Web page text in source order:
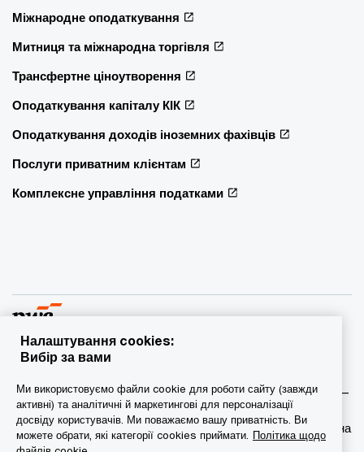
Міжнародне оподаткування
Митниця та міжнародна торгівля
Трансфертне ціноутворення
Оподаткування капіталу КІК
Оподаткування доходів іноземних фахівців
Послуги приватним клієнтам
Комплексне управління податками
учасник/фірми-учасниці мережі PwC, а в деяких випадках –
міжнародна мережа PwC. Кожна фірма мережі є
самостійною юридичною особою. Докладніша інформація на
веб-сторінці www.pwc.com/structure.
Налаштування cookies:
Вибір за вами
Ми використовуємо файли cookie для роботи сайту (завжди
активні) та аналітичні й маркетингові для персоналізації
досвіду користувачів. Ми поважаємо вашу приватність. Ви
можете обрати, які категорії cookies приймати. Політика щодо